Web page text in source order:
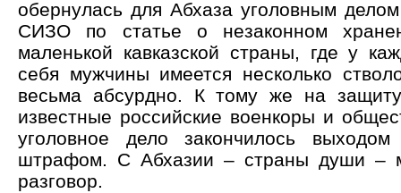
обернулась для Абхаза уголовным
СИЗО по статье о незаконном
маленькой кавказской страны, где у
себя мужчины имеется несколько
весьма абсурдно. К тому же на
известные российские военкоры и
уголовное дело закончилось
штрафом. С Абхазии – страны души –
разговор.